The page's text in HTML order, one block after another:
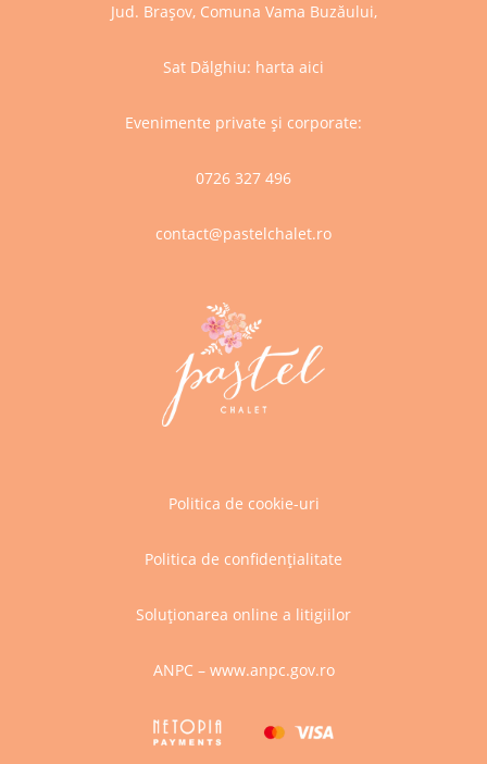
Jud. Brașov, Comuna Vama Buzăului,
Sat Dălghiu: harta aici
Evenimente private și corporate:
0726 327 496
contact@pastelchalet.ro
Politica de cookie-uri
Politica de confidențialitate
Soluționarea online a litigiilor
ANPC – www.anpc.gov.ro